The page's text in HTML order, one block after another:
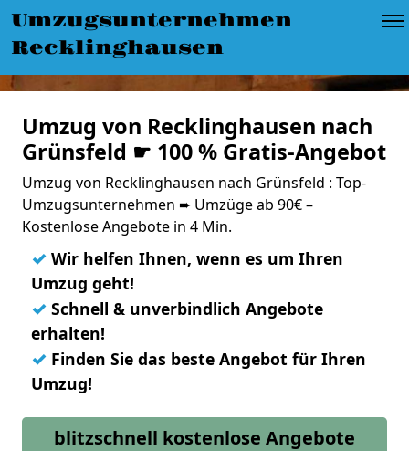
Umzugsunternehmen
Recklinghausen
Umzug von Recklinghausen nach
Grünsfeld ☛ 100 % Gratis-Angebot
Umzug von Recklinghausen nach Grünsfeld : Top-
Umzugsunternehmen ➨ Umzüge ab 90€ –
Kostenlose Angebote in 4 Min.
✓ Wir helfen Ihnen, wenn es um Ihren
Umzug geht!
✓ Schnell & unverbindlich Angebote
erhalten!
✓ Finden Sie das beste Angebot für Ihren
Umzug!
blitzschnell kostenlose Angebote